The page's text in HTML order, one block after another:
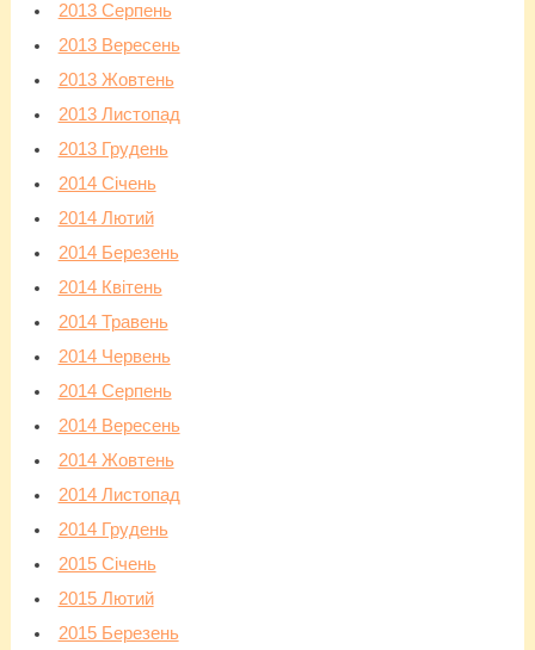
2013 Серпень
2013 Вересень
2013 Жовтень
2013 Листопад
2013 Грудень
2014 Січень
2014 Лютий
2014 Березень
2014 Квітень
2014 Травень
2014 Червень
2014 Серпень
2014 Вересень
2014 Жовтень
2014 Листопад
2014 Грудень
2015 Січень
2015 Лютий
2015 Березень